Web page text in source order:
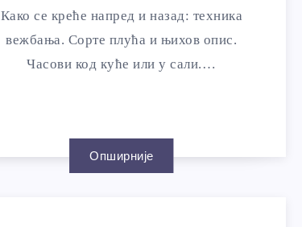
Како се креће напред и назад: техника
вежбања. Сорте плућа и њихов опис.
Часови код куће или у сали.…
Опширније